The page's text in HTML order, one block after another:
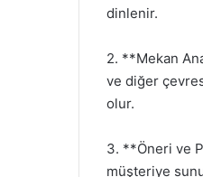
dinlenir.
2. **Mekan
ve diğer
olur.
3. **Öneri ve
müşteriye